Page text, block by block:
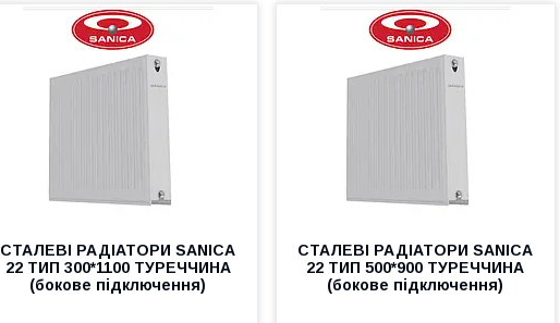
СТАЛЕВІ РАДІАТОРИ SANICA
22 ТИП 300*1100 ТУРЕЧЧИНА
(бокове підключення)
СТАЛЕВІ РАДІАТОРИ SANICA
22 ТИП 500*900 ТУРЕЧЧИНА
(бокове підключення)